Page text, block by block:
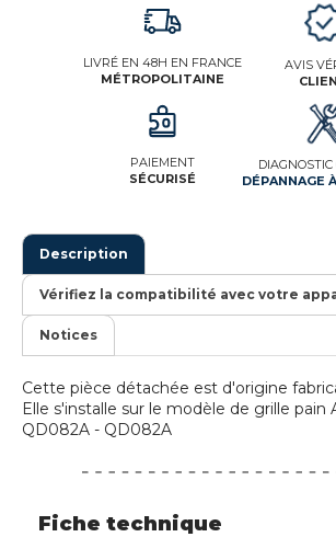
LIVRÉ EN 48H EN FRANCE
MÉTROPOLITAINE
PAIEMENT
SÉCURISÉ
AVIS
DÉPANNAGE
Description
Vérifiez la compatibilité avec votre
Notices
Cette pièce détachée est d'origine
Elle s'installe sur le modèle de grille pain
QD082A - QD082A
Fiche technique